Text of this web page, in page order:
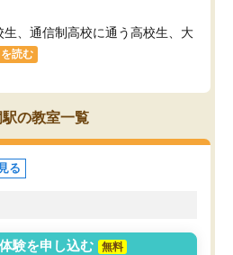
、通信制高校に通う高校生、大
読む
の教室一覧
る
験を申し込む
無料